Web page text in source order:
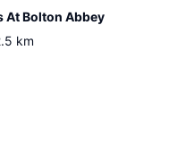
At Bolton Abbey
km